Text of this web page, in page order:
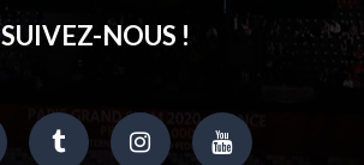
SUIVEZ-NOUS !